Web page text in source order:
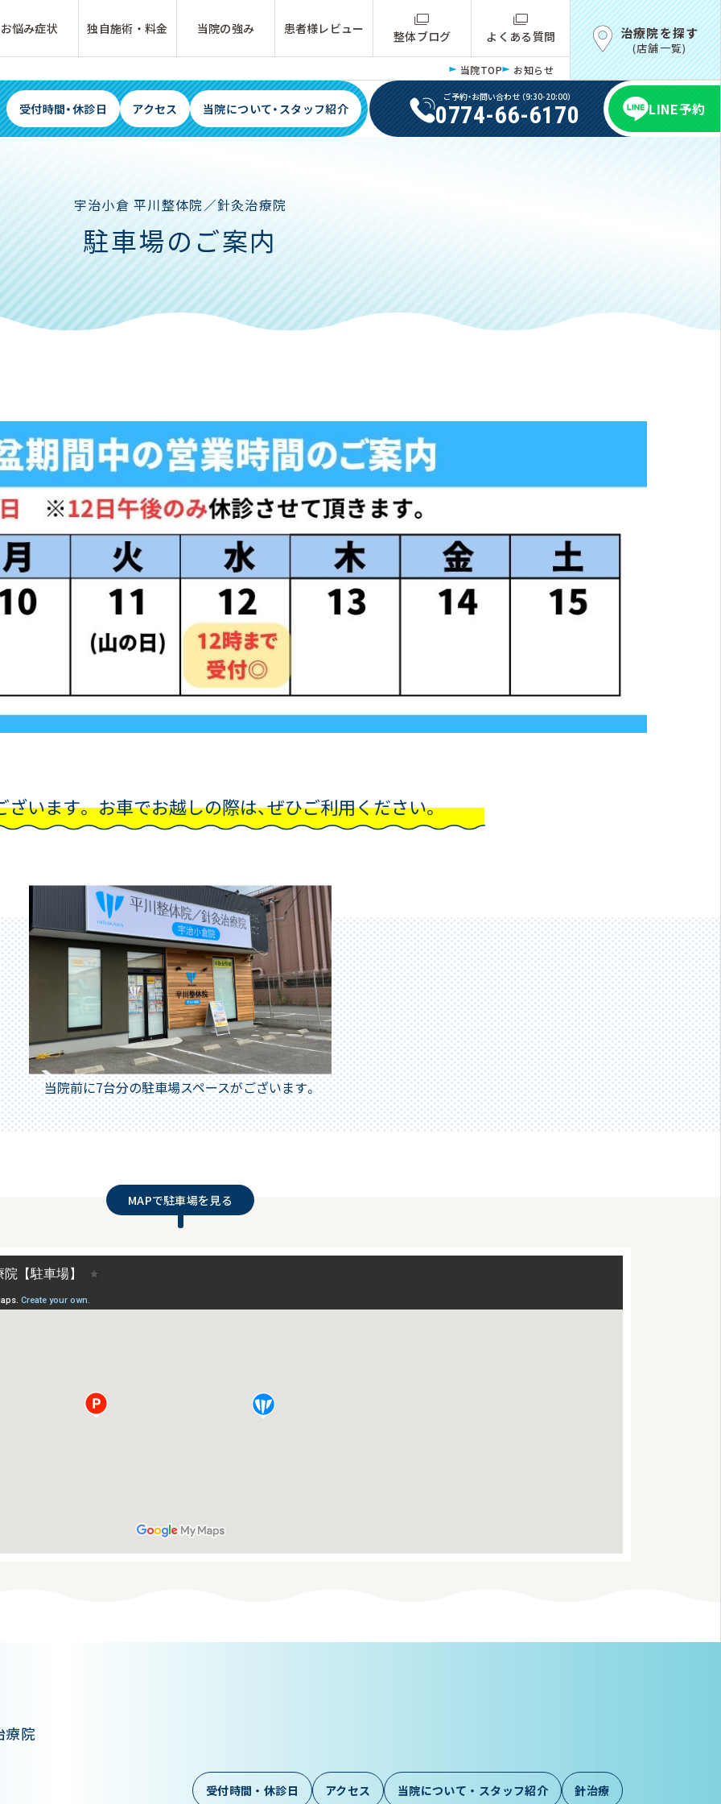
お悩み症状 独自施術・料金 当院の強み 患者様レビュー 整体ブログ よくある質問
当院TOP お知らせ
治療院を探す
(店舗一覧)
受付時間・休診日 アクセス 当院について・スタッフ紹介
ご予約・お問い合わせ （9:30-20:00）
0774-66-6170 LINE予約
宇治小倉 平川整体院／針灸治療院
駐車場のご案内
ざいます。お車でお越しの際は、ぜひご利用ください。
当院前に7台分の駐車場スペースがございます。
MAPで駐車場を見る
療院
受付時間・休診日 アクセス 当院について・スタッフ紹介 針治療